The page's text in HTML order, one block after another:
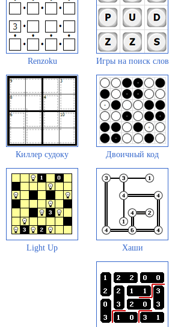
Renzoku Игры на поиск слов
Киллер судоку Двоичный код
Light Up Хаши